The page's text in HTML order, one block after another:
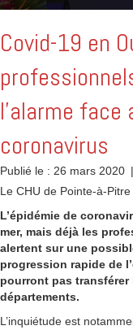
Covid-19 en
l’alarme
coronavirus
Publié le : 26 mars 2020 |
Le CHU de Pointe-à-
L’épidémie de
mer, mais déjà les
alertent sur une
progression rapide de
pourront pas transférer
départements.
L’inquiétude est